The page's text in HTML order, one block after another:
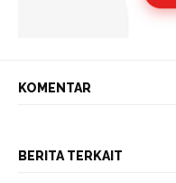
KOMENTAR
BERITA TERKAIT